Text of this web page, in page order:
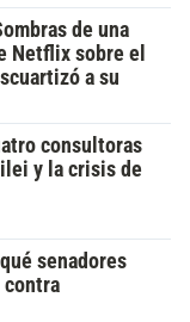
de una
Netflix sobre el
a su
consultoras
y la crisis de
senadores
contra